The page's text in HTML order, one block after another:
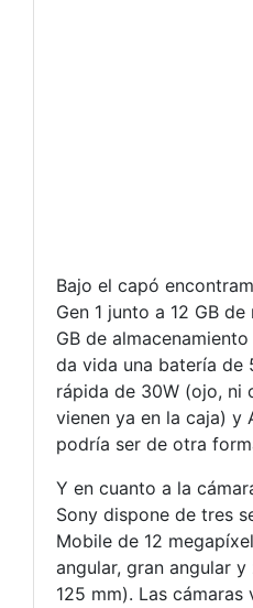
Bajo el capó
Gen 1 junto a 12 GB
GB de
da vida una batería de
rápida de 30W (ojo, ni
vienen ya en la caja) y
podría ser de otra
Y en cuanto a la
Sony dispone de tres
Mobile de 12
angular, gran angular
125 mm). Las